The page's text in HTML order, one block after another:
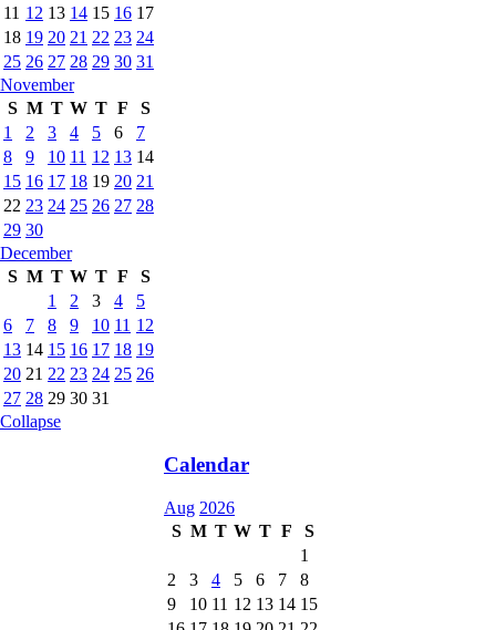
11 12 13 14 15 16 17
18 19 20 21 22 23 24
25 26 27 28 29 30 31
November
S M T W T F
S
1
2 3 4 5 6
7
8
9 10 11 12 13 14
15 16 17 18 19 20 21
22 23 24 25 26 27 28
29 30
December
S M T W T F
S
1
2 3 4
5
6
7 8 9 10 11 12
13 14 15 16 17 18 19
20 21 22 23 24 25 26
27 28 29 30 31
Collapse
Calendar
Aug 2026
S M T W T F
S
1
2
3 4 5 6 7
8
9
10 11 12 13 14 15